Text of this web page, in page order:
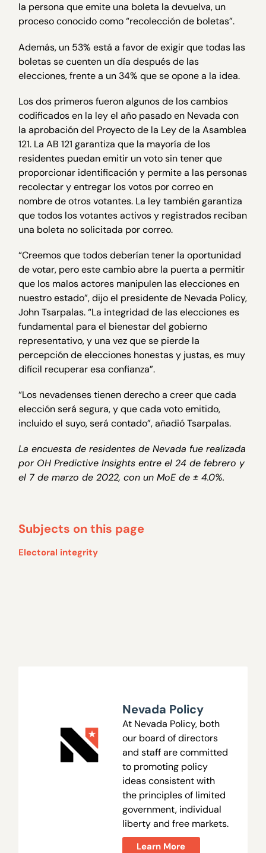
la persona que emite una boleta la devuelva, un
proceso conocido como “recolección de boletas”.
Además, un 53% está a favor de exigir que todas las
boletas se cuenten un día después de las
elecciones, frente a un 34% que se opone a la idea.
Los dos primeros fueron algunos de los cambios
codificados en la ley el año pasado en Nevada con
la aprobación del Proyecto de la Ley de la Asamblea
121. La AB 121 garantiza que la mayoría de los
residentes puedan emitir un voto sin tener que
proporcionar identificación y permite a las personas
recolectar y entregar los votos por correo en
nombre de otros votantes. La ley también garantiza
que todos los votantes activos y registrados reciban
una boleta no solicitada por correo.
“Creemos que todos deberían tener la oportunidad
de votar, pero este cambio abre la puerta a permitir
que los malos actores manipulen las elecciones en
nuestro estado”, dijo el presidente de Nevada Policy,
John Tsarpalas. “La integridad de las elecciones es
fundamental para el bienestar del gobierno
representativo, y una vez que se pierde la
percepción de elecciones honestas y justas, es muy
difícil recuperar esa confianza”.
“Los nevadenses tienen derecho a creer que cada
elección será segura, y que cada voto emitido,
incluido el suyo, será contado”, añadió Tsarpalas.
La encuesta de residentes de Nevada fue realizada
por OH Predictive Insights entre el 24 de febrero y
el 7 de marzo de 2022, con un MoE de ± 4.0%.
Subjects on this page
Electoral integrity
Nevada Policy
At Nevada Policy, both
our board of directors
and staff are committed
to promoting policy
ideas consistent with
the principles of limited
government, individual
liberty and free markets.
Learn More